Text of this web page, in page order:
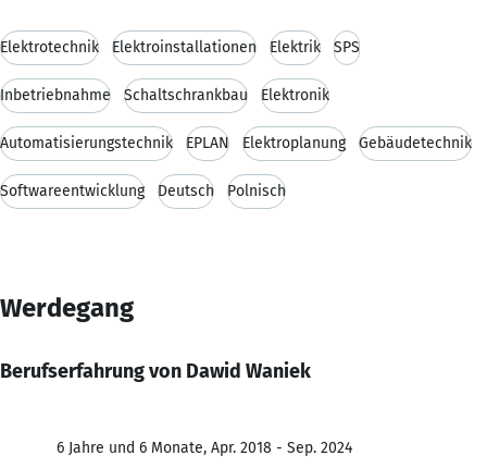
Elektrotechnik Elektroinstallationen Elektrik SPS
Inbetriebnahme Schaltschrankbau Elektronik
Automatisierungstechnik EPLAN Elektroplanung Gebäudetechnik
Softwareentwicklung Deutsch Polnisch
Werdegang
Berufserfahrung von Dawid Waniek
6 Jahre und 6 Monate, Apr. 2018 - Sep. 2024